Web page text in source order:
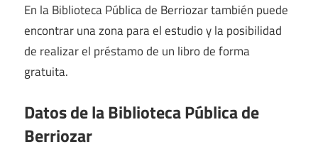
En la Biblioteca Pública de Berriozar también puede
encontrar una zona para el estudio y la posibilidad
de realizar el préstamo de un libro de forma
gratuita.
Datos de la Biblioteca Pública de
Berriozar